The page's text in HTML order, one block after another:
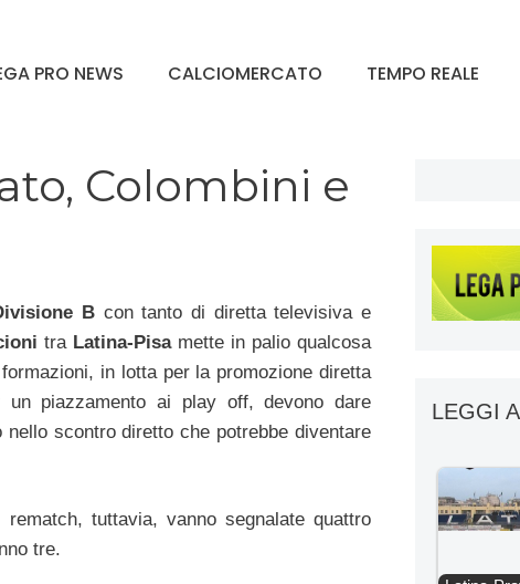
PRO NEWS CALCIOMERCATO TEMPO REALE
Colombini e
B con tanto di diretta televisiva e
tra Latina-Pisamette in palio qualcosa
in lotta per la promozione diretta
piazzamento ai play off, devono dare
scontro diretto che potrebbe diventare
tuttavia, vanno segnalate quattro
tre.
LEGGI